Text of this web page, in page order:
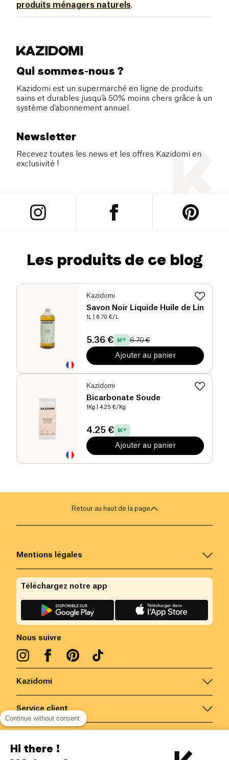
produits ménagers naturels.
Qui sommes-nous ?
Kazidomi est un supermarché en ligne de produits
sains et durables jusqu’à 50% moins chers grâce à un
système d’abonnement annuel.
Newsletter
Recevez toutes les news et les offres Kazidomi en
exclusivité !
Les produits de ce blog
Kazidomi
Savon Noir Liquide Huile de Lin
1L | 6.70 €/L
5.36 € 6.70 €
Ajouter au panier
Kazidomi
Bicarbonate Soude
1Kg | 4.25 €/Kg
4.25 €
Ajouter au panier
Retour au haut de la page
Kazidomi
Service client
Mentions légales
Nous suivre
Téléchargez notre app
Continue without consent
Hi there !